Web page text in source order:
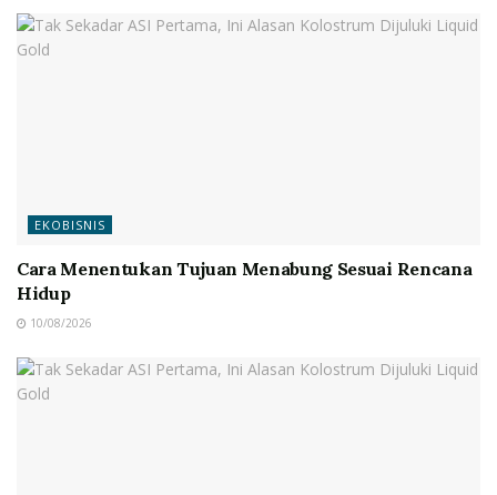
EKOBISNIS
Cara Menentukan Tujuan Menabung Sesuai Rencana
Hidup
10/08/2026